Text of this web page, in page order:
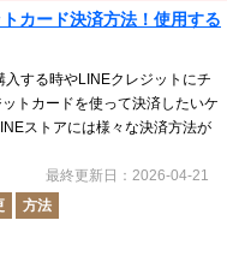
カード決済方法！使用する
入する時やLINEクレジットにチ
トカードを使って決済したいケ
ストアには様々な決済方法が
最終更新日：2026-04-21
方法